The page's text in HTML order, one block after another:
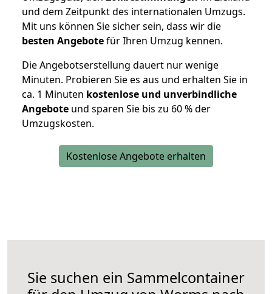
und dem Zeitpunkt des internationalen Umzugs.
Mit uns können Sie sicher sein, dass wir die
besten Angebotefür Ihren Umzug kennen.
Die Angebotserstellung dauert nur wenige
Minuten. Probieren Sie es aus und erhalten Sie in
ca. 1 Minuten kostenlose und unverbindliche
Angebote und sparen Sie bis zu 60 % der
Umzugskosten.
Kostenlose Angebote erhalten
Sie suchen ein Sammelcontainer